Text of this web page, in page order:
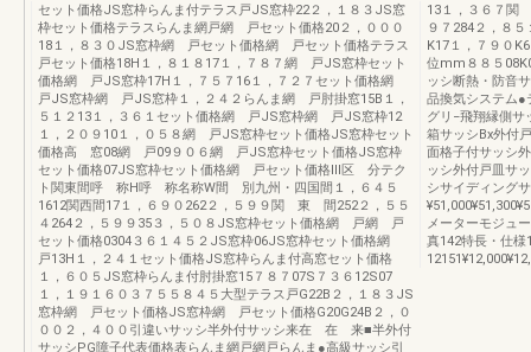
セット価格JS窓枠らんま付テラス戸JS窓枠22２，１８３JS窓
枠セット価格テラスらんま網戸網 戸セット価格20２，０００
18１，８３０JS窓枠網 戸セット価格網 戸セット価格テラス
戸セット価格18H１，８１８17１，７８７網 戸JS窓枠セット
価格網 戸JS窓枠17H１，７５７16１，７２７セット価格網
戸JS窓枠網 戸JS窓枠１，２４２らんま網 戸肘掛窓15B１，
５１２13１，３６１セット価格網 戸JS窓枠網 戸JS窓枠12
１，２０９10１，０５８網 戸JS窓枠セット価格JS窓枠セット
価格高 窓08網 戸09９０６網 戸JS窓枠セット価格JS窓枠
セット価格07JS窓枠セット価格網 戸セット価格Ⅲ区 分テク
ト関東間呼 称H呼 称名称W間 別九州・四国間１，６４５
1612関西間17１，６９０262２，５９９関 東 間252２，５５
４264２，５９９35３，５０８JS窓枠セット価格網 戸網 戸
セット価格0304３６１４５２JS窓枠06JS窓枠セット価格網
戸13H１，２４１セット価格JS窓枠らんま付高窓セット価格
１，６０５JS窓枠らんま付肘掛窓15７８７07S７３６12S07
１，１９１６０３７５５８４５大型テラス戸G22B２，１８３JS
窓枠網 戸セット価格JS窓枠網 戸セット価格G20G24B２，０
００２，４００引違いサッシ半外付サッシ来在 在 来■半外付
サッシPG障子代表価格表らんま網戸網戸らんま●高級サッシ引
13１，３６７関
９７284２，８
K17１，７９０
位mm８８５
ッシ断熱・防音
品換気システム
グリ−飛翔縁側サ
箱サッシBx外付
面格子付サッシ
ッシ外付戸皿サ
シサイディング
メーターモジュ
真142特長・仕様